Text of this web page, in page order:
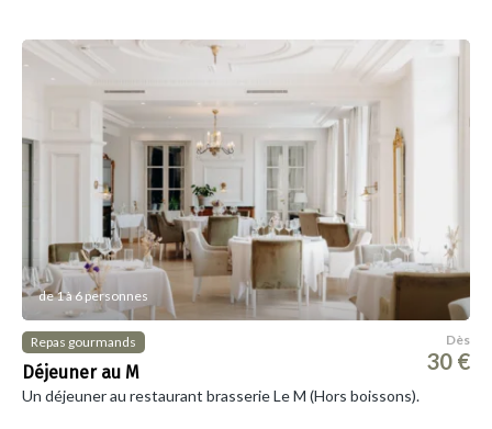
de 1 à 6 personnes
Repas gourmands
Déjeuner au M
Dès
30 €
Un déjeuner au restaurant brasserie Le M (Hors boissons).